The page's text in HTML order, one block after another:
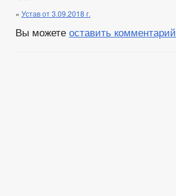
« Устав от 3.09.2018 г.
Вы можете оставить комментарий